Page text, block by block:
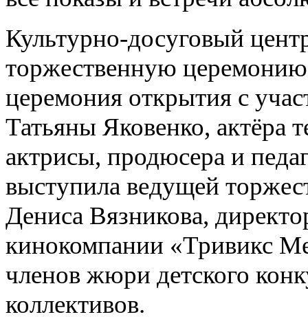
Культурно-досуговый
торжественную
церемония открытия с
Татьяны Яковенко, актёра
актрисы, продюсера и
выступила ведущей
Дениса Вязникова,
кинокомпании «Тривикс
членов жюри детского
коллективов.